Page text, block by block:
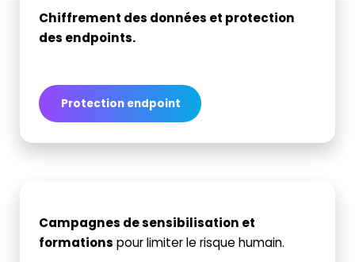
Chiffrement des données et protection
des endpoints.
Protection endpoint
Campagnes de sensibilisation et
formations pour limiter le risque humain.